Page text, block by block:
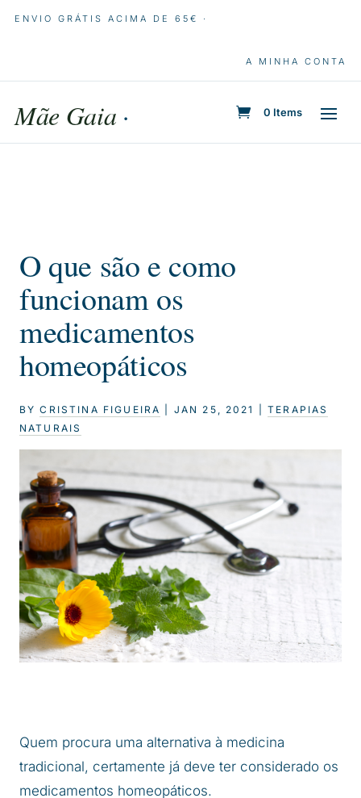
ENVIO GRÁTIS ACIMA DE 65€ ·
A MINHA CONTA
Mãe Gaia · 0 Items
O que são e como
funcionam os
medicamentos
homeopáticos
BYCRISTINA FIGUEIRA JAN 25, 2021 |TERAPIAS
NATURAIS
Quem procura uma alternativa à medicina
tradicional, certamente já deve ter considerado os
medicamentos homeopáticos.